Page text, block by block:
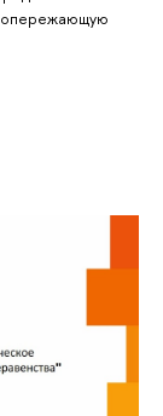
опережающую
имени Е.Г.